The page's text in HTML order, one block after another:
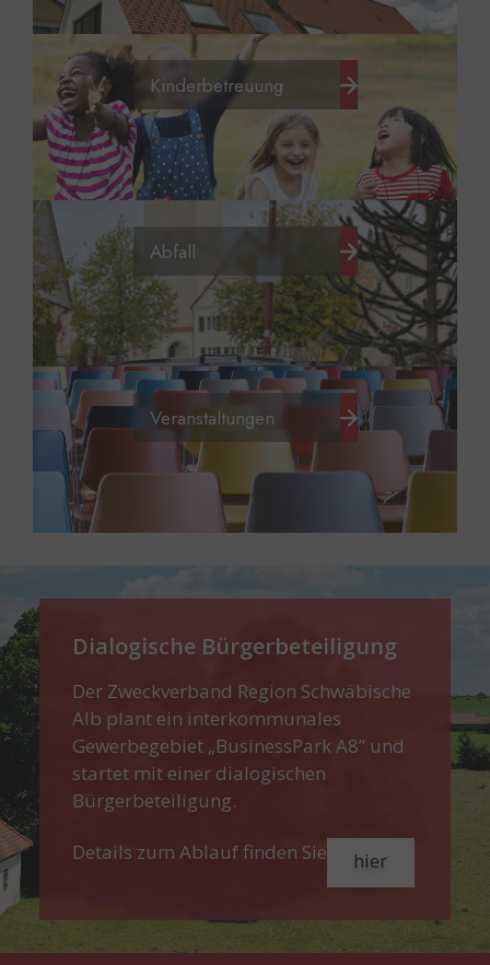
Kinderbetreuung
Abfall
Veranstaltungen
Dialogische Bürgerbeteiligung
Der Zweckverband Region Schwäbische
Alb plant ein interkommunales
Gewerbegebiet „BusinessPark A8” und
startet mit einer dialogischen
Bürgerbeteiligung.
Details zum Ablauf finden Sie hier